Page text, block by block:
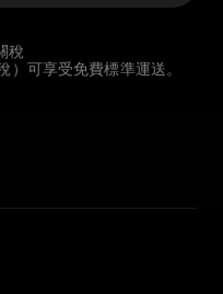
稅
可享受免費標準運送。